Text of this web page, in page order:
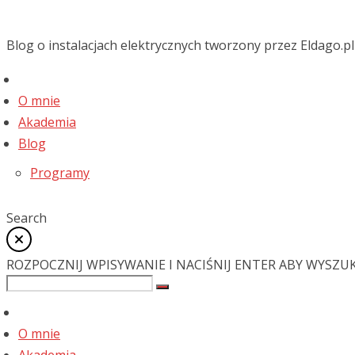
Blog o instalacjach elektrycznych tworzony przez Eldago.pl
O mnie
Akademia
Blog
Programy
Search
ROZPOCZNIJ WPISYWANIE I NACIŚNIJ ENTER ABY
O mnie